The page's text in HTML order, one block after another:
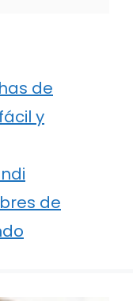
de
y
de